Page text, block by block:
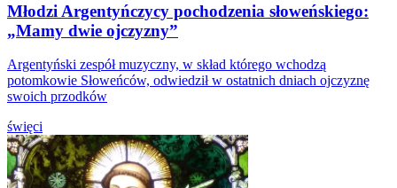
Młodzi Argentyńczycy pochodzenia słoweńskiego:
„Mamy dwie ojczyzny”
Argentyński zespół muzyczny, w skład którego wchodzą
potomkowie Słoweńców, odwiedził w ostatnich dniach ojczyznę
swoich przodków
święci